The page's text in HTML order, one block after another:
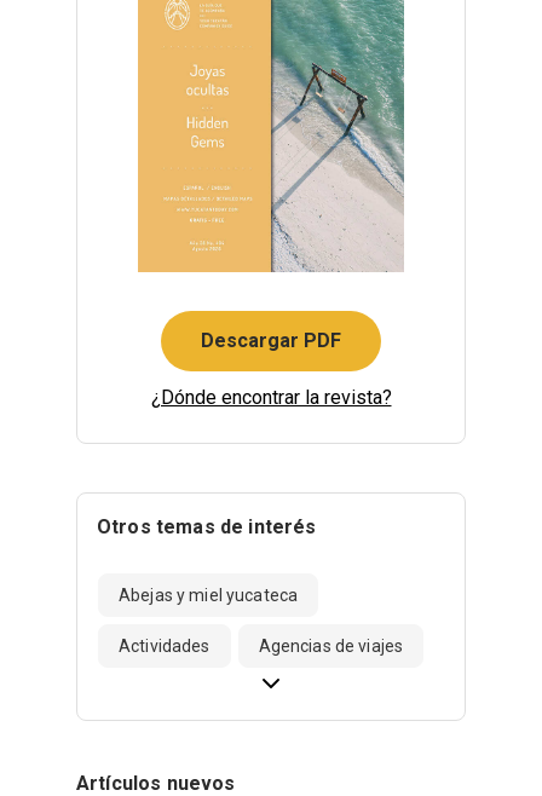
Descargar PDF
¿Dónde encontrar la revista?
Otros temas de interés
Abejas y miel yucateca
Actividades Agencias de viajes
Artículos nuevos